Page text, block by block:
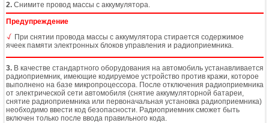
2. Снимите провод массы с аккумулятора.
Предупреждение
При снятии провода массы с аккумулятора стирается содержимое
ячеек памяти электронных блоков управления и радиоприемника.
3. В качестве стандартного оборудования на автомобиль устанавливается
радиоприемник, имеющие кодируемое устройство против кражи, которое
выполнено на базе микропроцессора. После отключения радиоприемника
от электрической сети автомобиля (снятие аккумуляторной батареи,
снятие радиоприемника или первоначальная установка радиоприемника)
необходимо ввести код безопасности. Радиоприемник сможет быть
включен только после ввода правильного кода.